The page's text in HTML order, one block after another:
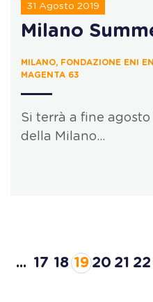
31 Agosto 2019
Milano
MILANO, FONDAZIONE ENI
MAGENTA 63
Si terrà a fine
della Milano…
... 17 18 19 20 21 22